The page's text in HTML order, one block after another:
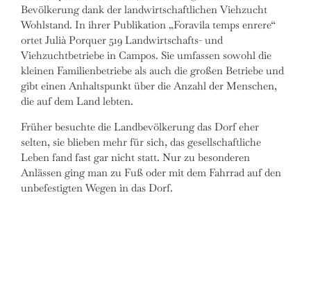
Bevölkerung dank der landwirtschaftlichen Viehzucht
Wohlstand. In ihrer Publikation „Foravila temps enrere“
ortet Julià Porquer 519 Landwirtschafts- und
Viehzuchtbetriebe in Campos. Sie umfassen sowohl die
kleinen Familienbetriebe als auch die großen Betriebe und
gibt einen Anhaltspunkt über die Anzahl der Menschen,
die auf dem Land lebten.
Früher besuchte die Landbevölkerung das Dorf eher
selten, sie blieben mehr für sich, das gesellschaftliche
Leben fand fast gar nicht statt. Nur zu besonderen
Anlässen ging man zu Fuß oder mit dem Fahrrad auf den
unbefestigten Wegen in das Dorf.